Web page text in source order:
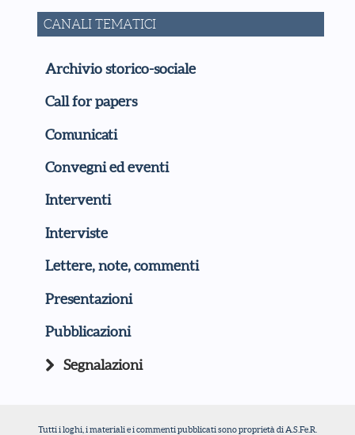
CANALI TEMATICI
Archivio storico-sociale
Call for papers
Comunicati
Convegni ed eventi
Interventi
Interviste
Lettere, note, commenti
Presentazioni
Pubblicazioni
Segnalazioni
Tutti i loghi, i materiali e i commenti pubblicati sono proprietà di A.S.Fe.R.